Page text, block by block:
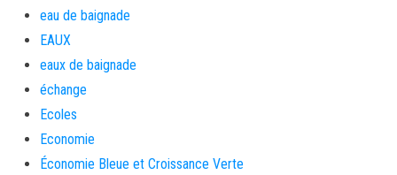
eau de baignade
EAUX
eaux de baignade
échange
Ecoles
Economie
Économie Bleue et Croissance Verte